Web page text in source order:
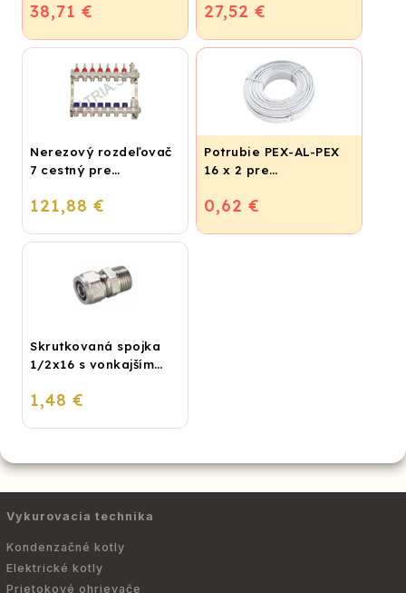
38,71 € 27,52 €
Nerezový rozdeľovač
7 cestný pre
vykurovanie
121,88 €
Potrubie PEX-AL-PEX
16 x 2 pre
podlahové kúrenie a
0,62 €
Skrutkovaná spojka
1/2x16 s vonkajším
1,48 €
Vykurovacia technika
Kondenzačné kotly
Elektrické kotly
Prietokové ohrievače